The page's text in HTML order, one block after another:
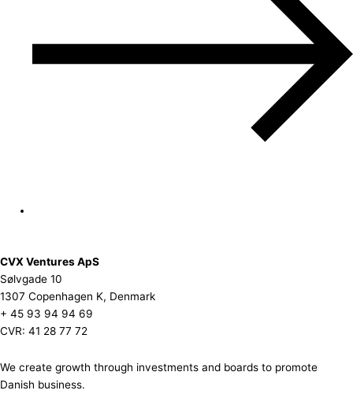
CVX Ventures ApS
Sølvgade 10
1307 Copenhagen K, Denmark
+ 45 93 94 94 69
CVR: 41 28 77 72
We create growth through investments and boards to promote
Danish business.